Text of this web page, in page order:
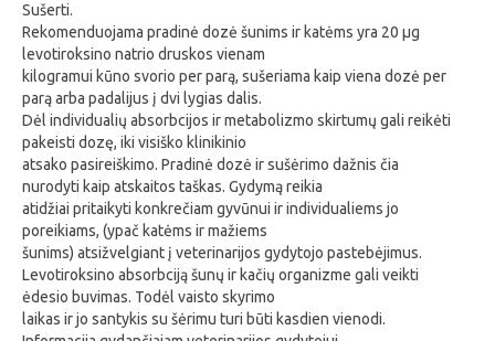
Sušerti.
Rekomenduojama pradinė dozė šunims ir katėms yra 20 µg
levotiroksino natrio druskos vienam
kilogramui kūno svorio per parą, sušeriama kaip viena dozė per
parą arba padalijus į dvi lygias dalis.
Dėl individualių absorbcijos ir metabolizmo skirtumų gali reikėti
pakeisti dozę, iki visiško klinikinio
atsako pasireiškimo. Pradinė dozė ir sušėrimo dažnis čia
nurodyti kaip atskaitos taškas. Gydymą reikia
atidžiai pritaikyti konkrečiam gyvūnui ir individualiems jo
poreikiams, (ypač katėms ir mažiems
šunims) atsižvelgiant į veterinarijos gydytojo pastebėjimus.
Levotiroksino absorbciją šunų ir kačių organizme gali veikti
ėdesio buvimas. Todėl vaisto skyrimo
laikas ir jo santykis su šėrimu turi būti kasdien vienodi.